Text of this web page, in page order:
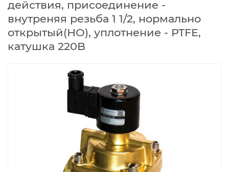
действия, присоединение -
внутреняя резьба 1 1/2, нормально
открытый(НО), уплотнение - PTFE,
катушка 220B